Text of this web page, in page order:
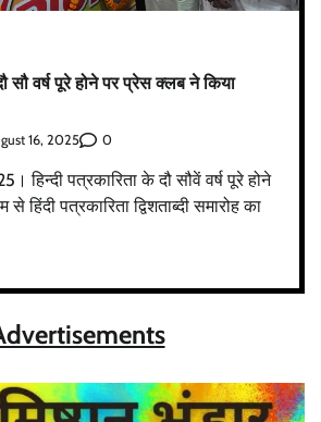
सौ वर्ष पूरे होने पर प्रेस क्लब ने किया
16, 2025 0
हिन्दी पत्रकारिता के दौ सौवें वर्ष पूरे होने
हिंदी पत्रकारिता द्विशताब्दी समारोह का